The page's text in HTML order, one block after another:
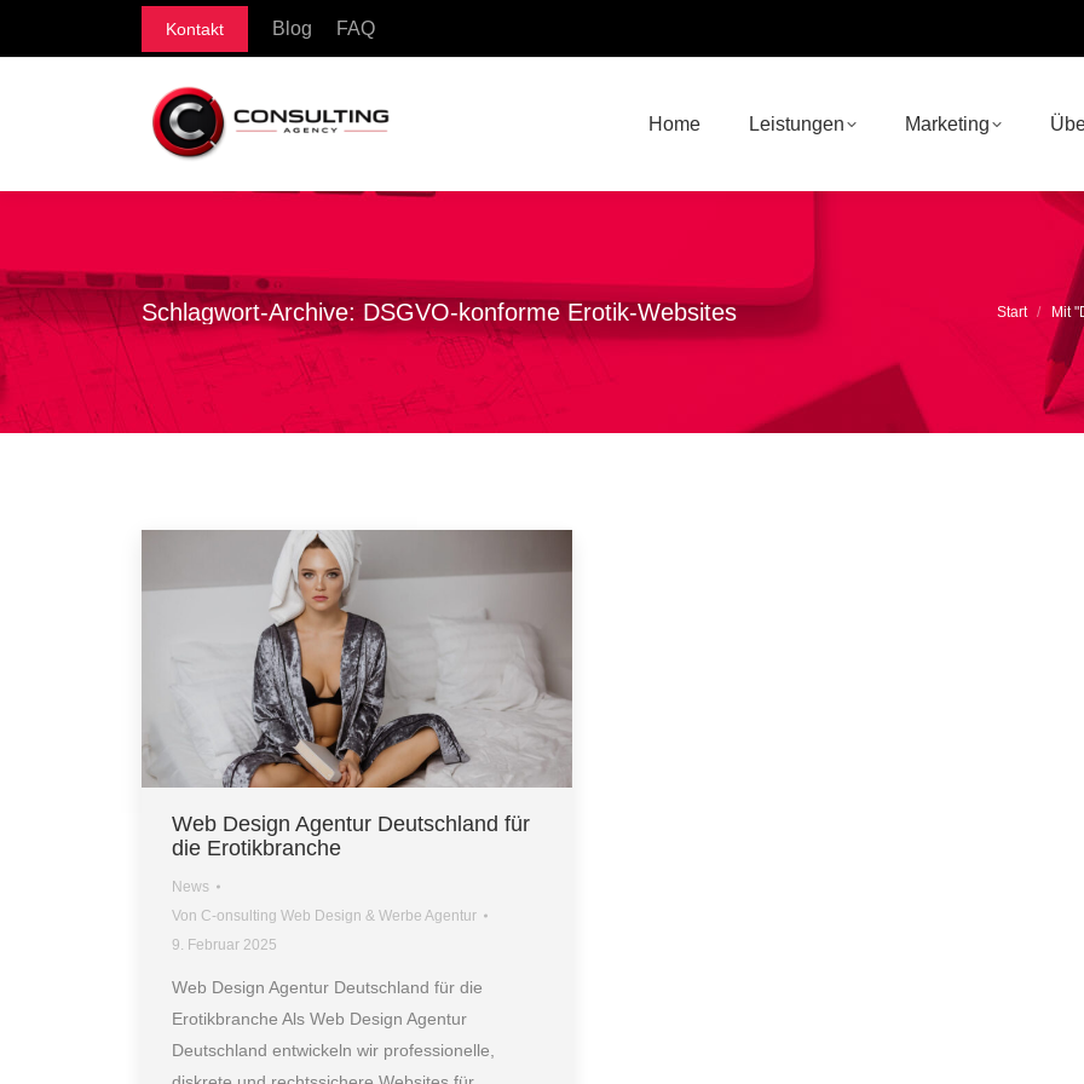
Kontakt Blog FAQ
Home Leistungen Marketing
Schlagwort-Archive:DSGVO-konforme Erotik-Websites Sie
Start Mit
Web Design Agentur Deutschland für
die Erotikbranche
News
Von C-onsulting Web Design & Werbe Agentur
9. Februar 2025
Web Design Agentur Deutschland für die
Erotikbranche Als Web Design Agentur
Deutschland entwickeln wir professionelle,